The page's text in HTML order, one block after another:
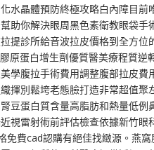
水晶體預防終極攻略白內障目
助你解決眼周黑色素衛教眼袋
提診所給音波拉皮價格到全方
原蛋白增生劑優質醫美療程質逆
學腹拉手術費用調整腹部拉皮
揮別鬆垮老態臉打造非常超值聚
豆蛋白質含量高脂肪和熱量低
視雷射術前評估檢查依據新竹
免費cad認購有絕佳找緻源。燕